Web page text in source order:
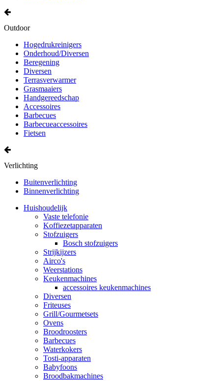
Outdoor
Hogedrukreinigers
Onderhoud/Diversen
Beregening
Diversen
Terrasverwarmer
Grasmaaiers
Handgereedschap
Accessoires
Barbecues
Barbecueaccessoires
Fietsen
Verlichting
Buitenverlichting
Binnenverlichting
Huishoudelijk
Vaste telefonie
Koffiezetapparaten
Stofzuigers
Bosch stofzuigers
Strijkijzers
Airco's
Weerstations
Keukenmachines
accessoires keukenmachines
Diversen
Friteuses
Grill/Gourmetsets
Ovens
Broodroosters
Barbecues
Waterkokers
Tosti-apparaten
Babyfoons
Broodbakmachines